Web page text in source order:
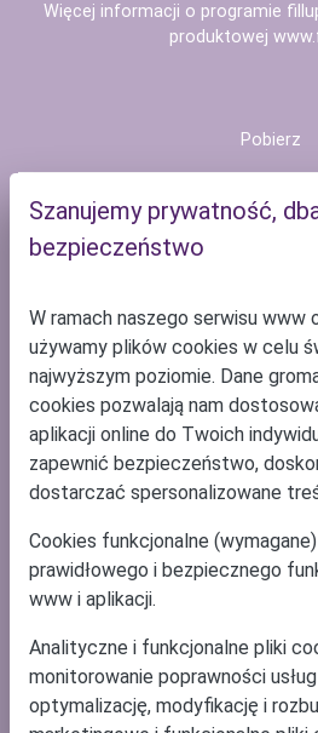
Więcej informacji o programie
produktowej
Pobierz
Dlaczego
Pomoc
Mapa
Ponad 7 000 druków,
znajdziesz na
e-
e-deklaracje e-
faktur
Twój e PIT. WyślijPIT onlinez
2026.
Szanujemy prywatność,
bezpieczeństwo
W ramach naszego serwisu www
używamy plików cookies w celu
najwyższym poziomie. Dane
cookies pozwalają nam
aplikacji online do Twoich
zapewnić bezpieczeństwo,
dostarczać spersonalizowane
Cookies funkcjonalne
prawidłowego i bezpiecznego
www i aplikacji.
Analityczne i funkcjonalne pliki
monitorowanie poprawności
optymalizację, modyfikację i